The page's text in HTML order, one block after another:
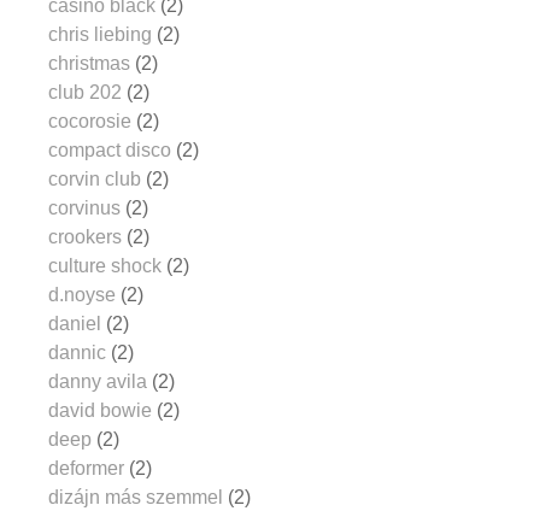
casino black (2)
chris liebing (2)
christmas (2)
club 202 (2)
cocorosie (2)
compact disco (2)
corvin club (2)
corvinus (2)
crookers (2)
culture shock (2)
d.noyse (2)
daniel (2)
dannic (2)
danny avila (2)
david bowie (2)
deep (2)
deformer (2)
dizájn más szemmel (2)